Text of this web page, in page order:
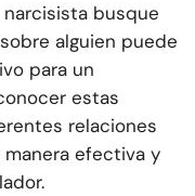
busque
alguien puede
para un
estas
relaciones
efectiva y